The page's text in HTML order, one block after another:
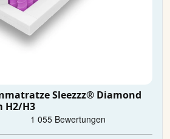
Sleezzz® Diamond
H2/H3